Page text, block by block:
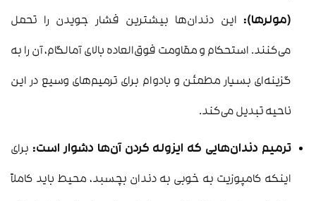
(مولرها): این دندان‌ها بیشترین فشار جویدن را تحمل
می‌کنند. استحکام و مقاومت فوق‌العاده بالای آمالگام، آن را به
گزینه‌ای بسیار مطمئن و بادوام برای ترمیم‌های وسیع در این
ناحیه تبدیل می‌کند.
ترمیم دندان‌هایی که ایزوله کردن آن‌ها دشوار است: برای
اینکه کامپوزیت به خوبی به دندان بچسبد، محیط باید کاملاً